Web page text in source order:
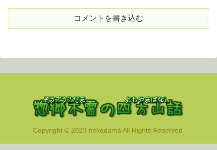
コメントを書き込む
Copyright © 2023 nekodama All Rights Reserved.